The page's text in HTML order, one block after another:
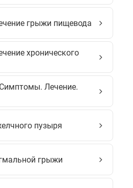
грыжи пищевода
хронического
Лечение.
пузыря
грыжи